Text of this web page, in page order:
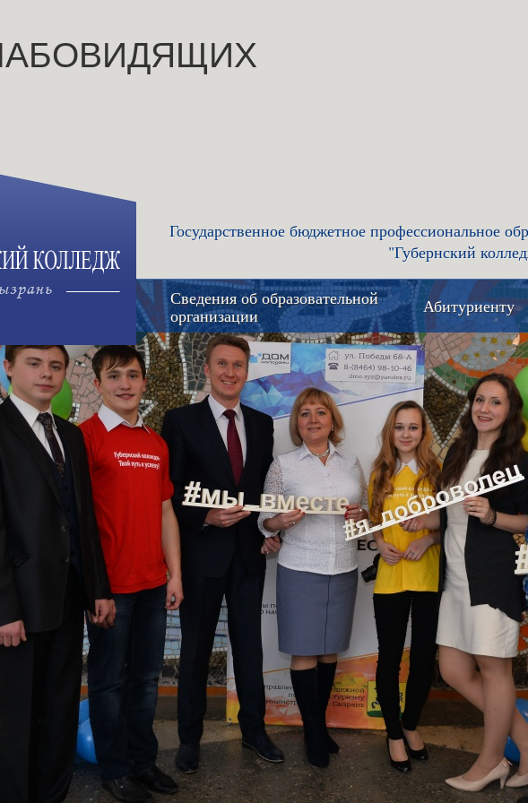
Государственное бюджетное профессиональное
"Губернский
Сведения об образовательной
организации
Основные сведения
Структура и органы управления
образовательной организацией
Документы
Образование
Руководство
Педагогический состав
Материально-техническое
обеспечение и оснащенность
образовательного процесса.
Доступная среда
Платные образовательные услуги
Финансово-хозяйственная
деятельность
Вакантные места для приема
(перевода) обучающихся
Абитуриенту
Приемная
приёма
Условия
Перечень
для
Перечень
испытаний
Приём
форме
осмотр